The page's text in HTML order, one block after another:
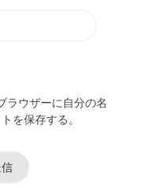
ラウザーに自分の名
を保存する。